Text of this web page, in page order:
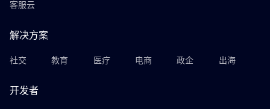
客服云
解决方案
社交 教育 医疗 电商 政企 出海
开发者